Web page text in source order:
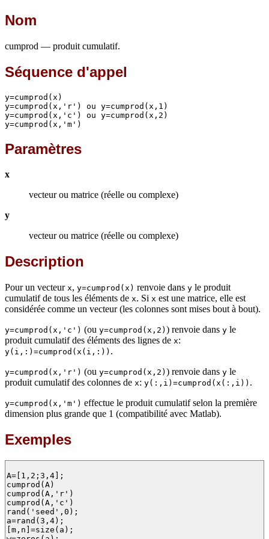
Nom
cumprod — produit cumulatif.
Séquence d'appel
y=cumprod(x)
y=cumprod(x,'r') ou y=cumprod(x,1)
y=cumprod(x,'c') ou y=cumprod(x,2)
y=cumprod(x,'m')
Paramètres
x
vecteur ou matrice (réelle ou complexe)
y
vecteur ou matrice (réelle ou complexe)
Description
Pour un vecteur x, y=cumprod(x) renvoie dans y le produit
cumulatif de tous les éléments de x. Si x est une matrice, elle est
considérée comme un vecteur (les colonnes sont mises bout à bout).
y=cumprod(x,'c') (ou y=cumprod(x,2) ) renvoie dans y le
produit cumulatif des éléments des lignes de x:
y(i,:)=cumprod(x(i,:)) .
y=cumprod(x,'r') (ou y=cumprod(x,2) ) renvoie dans y le
produit cumulatif des colonnes de x: y(:,i)=cumprod(x(:,i)) .
y=cumprod(x,'m') effectue le produit cumulatif selon la première
dimension plus grande que 1 (compatibilité avec Matlab).
Exemples
A=[1,2;3,4];
cumprod(A)
cumprod(A,'r')
cumprod(A,'c')
rand('seed',0);
a=rand(3,4);
[m,n]=size(a);